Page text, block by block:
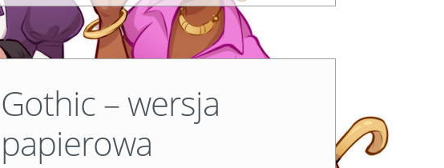
Gothic – wersja
papierowa